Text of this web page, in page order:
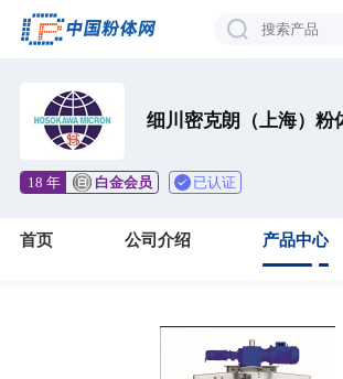
细川密克朗（上海）粉
18 年 白金会员 已认证
首页 公司介绍 产品中心